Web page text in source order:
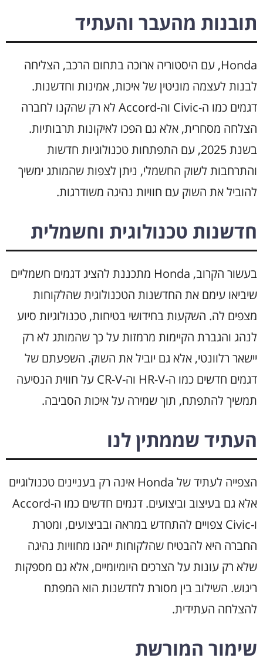
תובנות מהעבר והעתיד
Honda, עם היסטוריה ארוכה בתחום הרכב, הצליחה
לבנות לעצמה מוניטין של איכות, אמינות וחדשנות.
דגמים כמו ה-Civic וה-Accord לא רק שהקנו לחברה
הצלחה מסחרית, אלא גם הפכו לאיקונות תרבותיות.
בשנת 2025, עם התפתחות טכנולוגיות חדשות
והתרחבות לשוק החשמלי, ניתן לצפות שהמותג ימשיך
להוביל את השוק עם חוויות נהיגה משודרגות.
חדשנות טכנולוגית וחשמלית
בעשור הקרוב, Honda מתכננת להציג דגמים חשמליים
שיביאו עימם את החדשנות הטכנולוגית שהלקוחות
מצפים לה. השקעות בחידושי בטיחות, טכנולוגיות סיוע
לנהג והגברת הקיימות מרמזות על כך שהמותג לא רק
יישאר רלוונטי, אלא גם יוביל את השוק. השפעתם של
דגמים חדשים כמו ה-HR-V וה-CR-V על חווית הנסיעה
תמשיך להתפתח, תוך שמירה על איכות הסביבה.
העתיד שממתין לנו
הצפייה לעתיד של Honda אינה רק בעניינים טכנולוגיים
אלא גם בעיצוב וביצועים. דגמים חדשים כמו ה-Accord
ו-Civic צפויים להתחדש במראה ובביצועים, ומטרת
החברה היא להבטיח שהלקוחות ייהנו מחוויות נהיגה
שלא רק עונות על הצרכים היומיומיים, אלא גם מספקות
ריגוש. השילוב בין מסורת לחדשנות הוא המפתח
להצלחה העתידית.
שימור המורשת